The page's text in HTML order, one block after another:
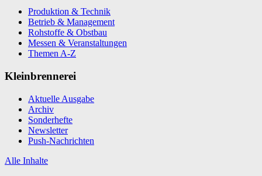
Produktion & Technik
Betrieb & Management
Rohstoffe & Obstbau
Messen & Veranstaltungen
Themen A-Z
Kleinbrennerei
Aktuelle Ausgabe
Archiv
Sonderhefte
Newsletter
Push-Nachrichten
Alle Inhalte